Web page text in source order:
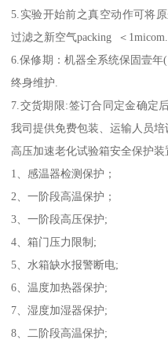
5.实验开始前之真空动作可将
过滤之新空气packing ＜
6.保修期：机器全系统保固壹年
终身维护.
7.交货期限:签订合同定金确定
我司提供免费包装、运输人员培
高压加速老化试验箱安全保护装
1、感温器检测保护；
2、一阶段高温保护；
3、一阶段高压保护;
4、箱门压力限制;
5、水箱缺水报警断电;
6、温度加热器保护;
7、湿度加湿器保护;
8、二阶段高温保护;